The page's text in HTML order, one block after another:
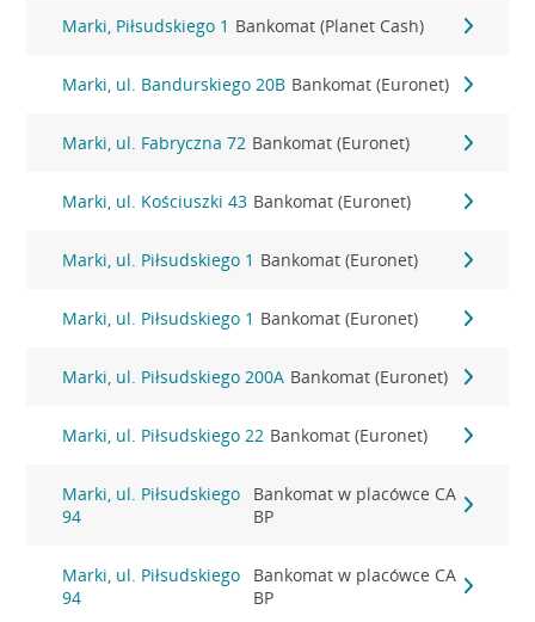
Marki, Piłsudskiego 1 Bankomat (Planet Cash)
Marki, ul. Bandurskiego 20B Bankomat (Euronet)
Marki, ul. Fabryczna 72 Bankomat (Euronet)
Marki, ul. Kościuszki 43 Bankomat (Euronet)
Marki, ul. Piłsudskiego 1 Bankomat (Euronet)
Marki, ul. Piłsudskiego 1 Bankomat (Euronet)
Marki, ul. Piłsudskiego 200A Bankomat (Euronet)
Marki, ul. Piłsudskiego 22 Bankomat (Euronet)
Marki, ul. Piłsudskiego
94
Bankomat w placówce CA
BP
Marki, ul. Piłsudskiego
94
Bankomat w placówce CA
BP